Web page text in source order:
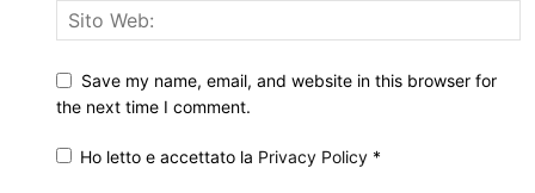
Save my name, email, and website in this browser for
the next time I comment.
Ho letto e accettato la Privacy Policy *